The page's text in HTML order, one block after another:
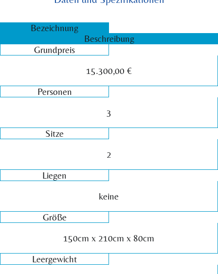
Bezeichnung
Beschreibung
Grundpreis
15.300,00 €
Personen
3
Sitze
2
Liegen
keine
Größe
150cm x 210cm x 80cm
Leergewicht